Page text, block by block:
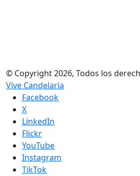
© Copyright 2026, Todos los
Vive Candelaria
Facebook
X
LinkedIn
Flickr
YouTube
Instagram
TikTok